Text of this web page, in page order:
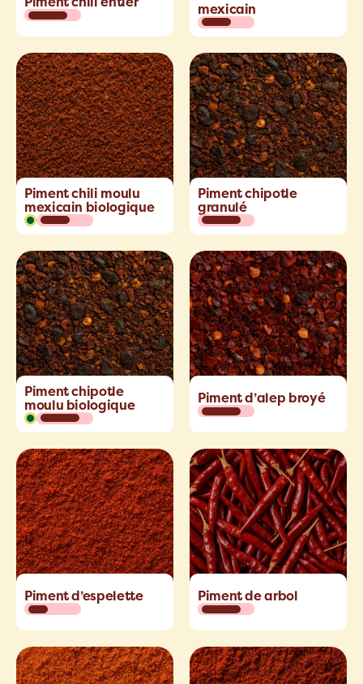
mexicain
Piment chili moulu
mexicain biologique
Piment chipotle
granulé
Piment chipotle
moulu biologique
Piment d’alep broyé
Piment d’espelette Piment de arbol